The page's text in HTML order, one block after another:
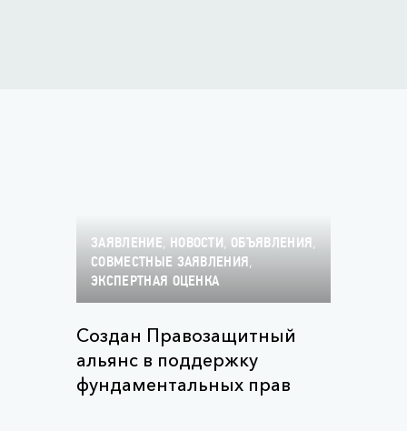
ЗАЯВЛЕНИЕ, НОВОСТИ , ОБЪЯВЛЕНИЯ ,
СОВМЕСТНЫЕ ЗАЯВЛЕНИЯ ,
ЭКСПЕРТНАЯ ОЦЕНКА
Создан Правозащитный
альянс в поддержку
фундаментальных прав